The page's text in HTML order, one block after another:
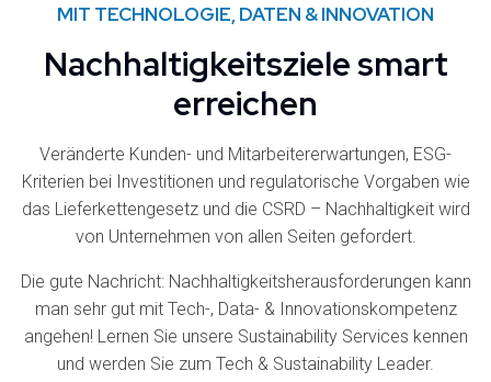
MIT TECHNOLOGIE, DATEN & INNOVATION
Nachhaltigkeitsziele smart
erreichen
Veränderte Kunden- und Mitarbeitererwartungen, ESG-
Kriterien bei Investitionen und regulatorische Vorgaben wie
das Lieferkettengesetz und die CSRD – Nachhaltigkeit wird
von Unternehmen von allen Seiten gefordert.
Die gute Nachricht: Nachhaltigkeitsherausforderungen kann
man sehr gut mit Tech-, Data- & Innovationskompetenz
angehen! Lernen Sie unsere Sustainability Services kennen
und werden Sie zum Tech & Sustainability Leader.